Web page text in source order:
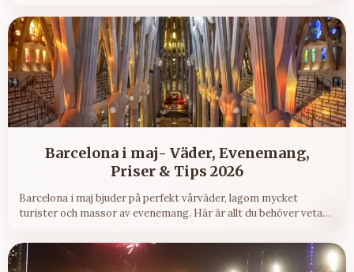
Barcelona i maj- Väder, Evenemang,
Priser & Tips 2026
Barcelona i maj bjuder på perfekt vårväder, lagom mycket
turister och massor av evenemang. Här är allt du behöver veta